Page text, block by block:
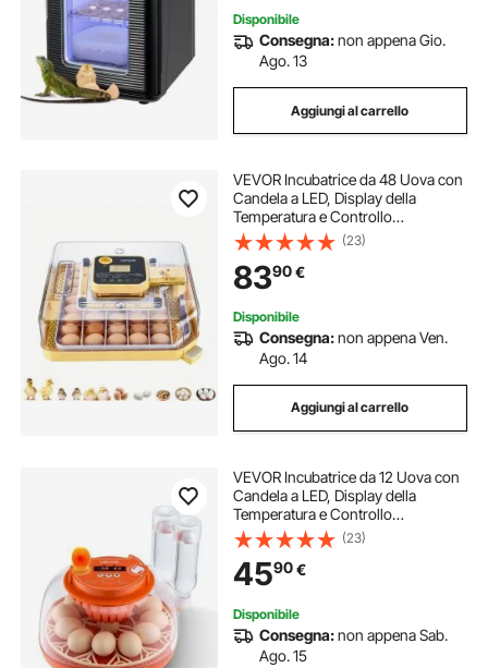
Disponibile
Consegna:non appena Gio.
Ago. 13
Aggiungi al carrello
VEVOR Incubatrice da 48 Uova con
Candela a LED, Display della
Temperatura e Controllo
Automatico dell'Umidità, Finestra
Trasparente con Vista a 360°, per la
Schiusa di Pulcini, Anatre, Oche
(23)
8390€
Disponibile
Consegna:non appena Ven.
Ago. 14
Aggiungi al carrello
VEVOR Incubatrice da 12 Uova con
Candela a LED, Display della
Temperatura e Controllo
Automatico dell'Umidità, Finestra
Trasparente con Vista a 360°, per la
Schiusa di Pulcini, Anatre, Oche
(23)
4590€
Disponibile
Consegna:non appena Sab.
Ago. 15